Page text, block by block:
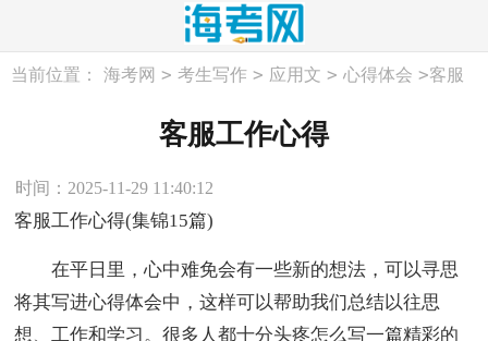
当前位置： 海考网 > 考生写作 > 应用文 > 心得体会 >客服
客服工作心得
时间：2025-11-29 11:40:12
客服工作心得(集锦15篇)
在平日里，心中难免会有一些新的想法，可以寻思
将其写进心得体会中，这样可以帮助我们总结以往思
想、工作和学习。很多人都十分头疼怎么写一篇精彩的